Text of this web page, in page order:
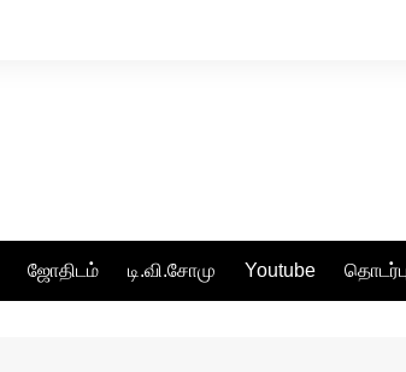
ஜோதிடம் டி.வி.சோமு Youtube